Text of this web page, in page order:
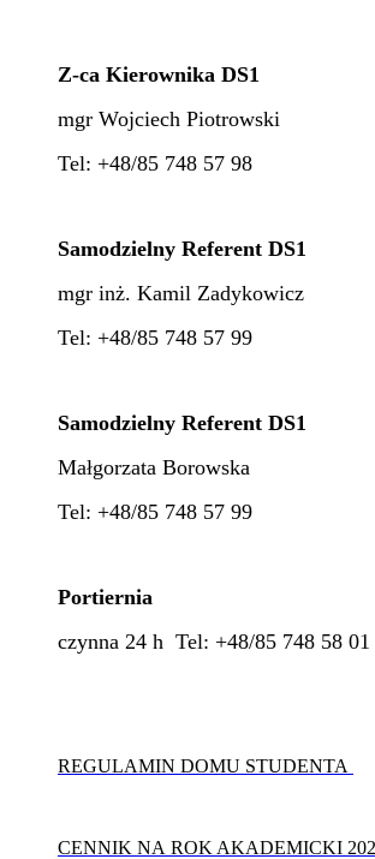
Z-ca Kierownika DS1
mgr Wojciech Piotrowski
Tel: +48/85 748 57 98
Samodzielny Referent DS1
mgr inż. Kamil Zadykowicz
Tel: +48/85 748 57 99
Samodzielny Referent DS1
Małgorzata Borowska
Tel: +48/85 748 57 99
Portiernia
czynna 24 h Tel: +48/85 748 58 01
REGULAMIN DOMU STUDENTA
CENNIK NA ROK AKADEMICKI